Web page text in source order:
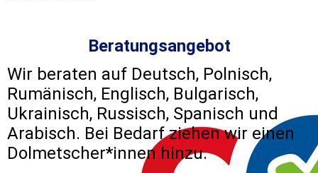
Beratungsangebot
Wir beraten auf Deutsch, Polnisch,
Rumänisch, Englisch, Bulgarisch,
Ukrainisch, Russisch, Spanisch und
Arabisch. Bei Bedarf ziehen wir einen
Dolmetscher*innen hinzu.